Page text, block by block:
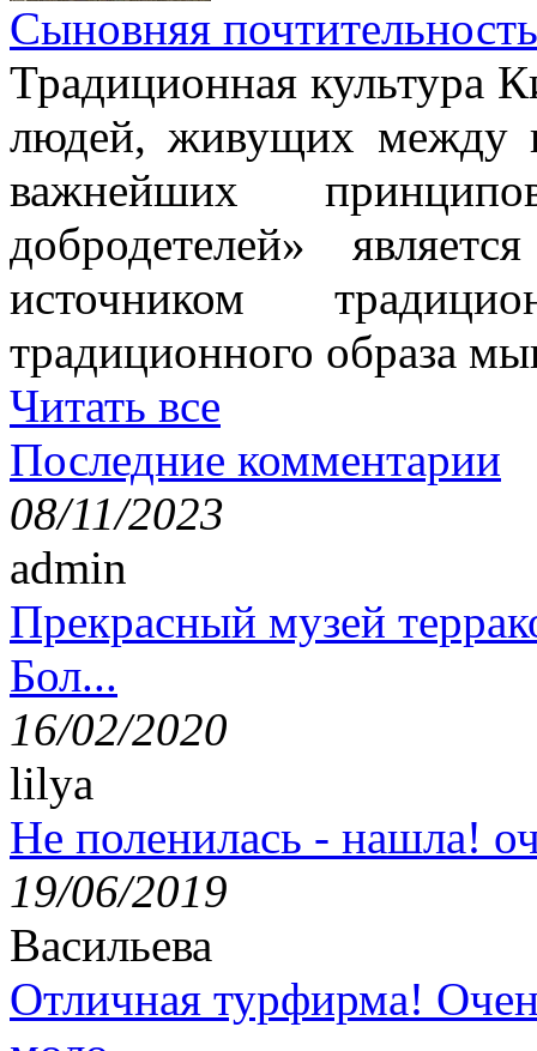
Сыновняя почтительность
Традиционная культура
людей, живущих между
важнейших
добродетелей»
источником
традиционного образа
Читать все
Последние комментарии
08/11/2023
admin
Прекрасный музей
Бол...
16/02/2020
lilya
Не поленилась - нашла!
19/06/2019
Васильева
Отличная турфирма!